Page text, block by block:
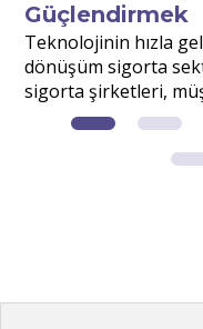
Güçlendirmek
Teknolojinin hızla
dönüşüm sigorta
sigorta şirketleri,
etkili yönetmek için